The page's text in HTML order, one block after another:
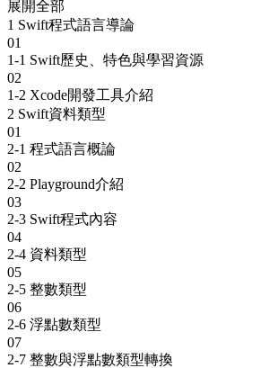
展開全部
1 Swift程式語言導論
01
1-1 Swift歷史、特色與學習資源
02
1-2 Xcode開發工具介紹
2 Swift資料類型
01
2-1 程式語⾔概論
02
2-2 Playground介紹
03
2-3 Swift程式內容
04
2-4 資料類型
05
2-5 整數類型
06
2-6 浮點數類型
07
2-7 整數與浮點數類型轉換